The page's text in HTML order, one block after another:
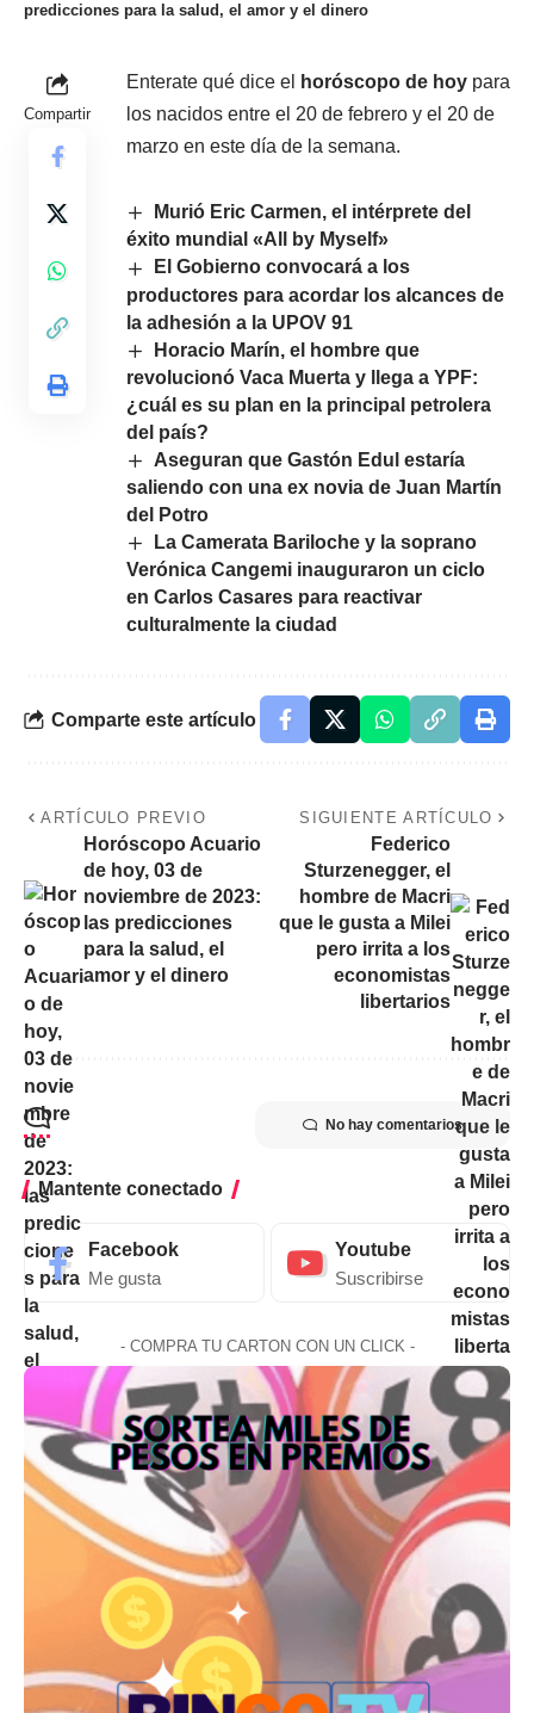
predicciones para la salud, el amor y el dinero
Compartir
Enterate qué dice el horóscopo de hoy para
los nacidos entre el 20 de febrero y el 20 de
marzo en este día de la semana.
Murió Eric Carmen, el intérprete del
éxito mundial «All by Myself»
El Gobierno convocará a los
productores para acordar los alcances de
la adhesión a la UPOV 91
Horacio Marín, el hombre que
revolucionó Vaca Muerta y llega a YPF:
¿cuál es su plan en la principal petrolera
del país?
Aseguran que Gastón Edul estaría
saliendo con una ex novia de Juan Martín
del Potro
La Camerata Bariloche y la soprano
Verónica Cangemi inauguraron un ciclo
en Carlos Casares para reactivar
culturalmente la ciudad
Comparte este artículo
ARTÍCULO PREVIO
Horóscopo Acuario
de hoy, 03 de
noviembre de 2023:
las predicciones
para la salud, el
amor y el dinero
SIGUIENTE ARTÍCULO
Federico
Sturzenegger, el
hombre de Macri
que le gusta a Milei
pero irrita a los
economistas
libertarios
No hay comentarios
Mantente conectado
Facebook
Me gusta
Youtube
Suscribirse
- COMPRA TU CARTON CON UN CLICK -